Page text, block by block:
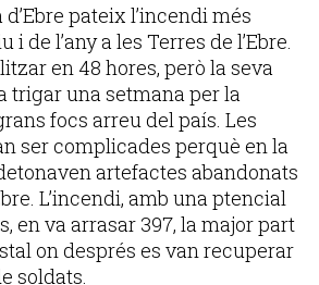
d’Ebre pateix l’incendi més
i de l’any a les Terres de l’Ebre.
en 48 hores, però la seva
trigar una setmana per la
focs arreu del país. Les
ser complicades perquè en la
artefactes abandonats
L’incendi, amb una ptencial
en va arrasar 397, la major part
on després es van recuperar
soldats.